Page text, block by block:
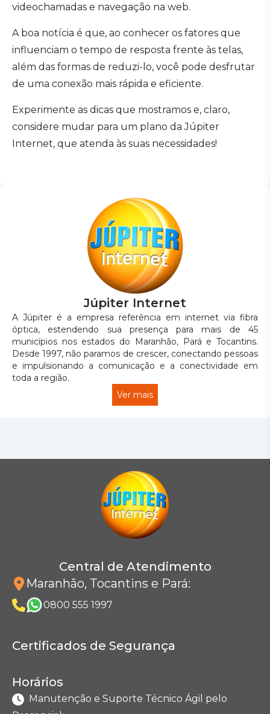
videochamadas e navegação na web.
A boa notícia é que, ao conhecer os fatores que
influenciam o tempo de resposta frente às telas,
além das formas de reduzi-lo, você pode desfrutar
de uma conexão mais rápida e eficiente.
Experimente as dicas que mostramos e, claro,
considere mudar para um plano da Júpiter
Internet, que atenda às suas necessidades!
Júpiter Internet
A Júpiter é a empresa referência em internet via fibra
óptica, estendendo sua presença para mais de 45
municípios nos estados do Maranhão, Pará e Tocantins.
Desde 1997, não paramos de crescer, conectando pessoas
e impulsionando a comunicação e a conectividade em
toda a região.
Ver mais
Central de Atendimento
Maranhão, Tocantins e Pará:
0800 555 1997
Certificados de Segurança
Horários
Manutenção e Suporte Técnico Ágil pelo